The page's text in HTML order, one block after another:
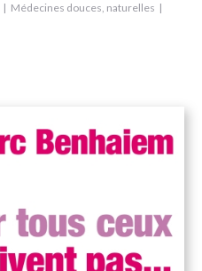
Médecines douces, naturelles